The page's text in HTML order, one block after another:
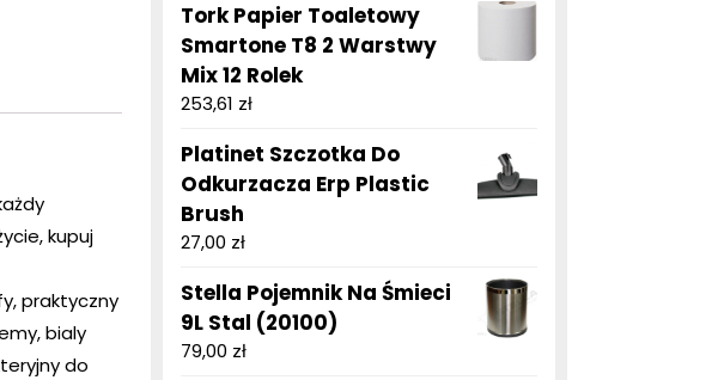
kupuj
praktyczny
bialy
do
Tork Papier Toaletowy
Smartone T8 2 Warstwy
Mix 12 Rolek
253,61 zł
Platinet Szczotka Do
Odkurzacza Erp Plastic
Brush
27,00 zł
Stella Pojemnik Na Śmieci
9L Stal (20100)
79,00 zł